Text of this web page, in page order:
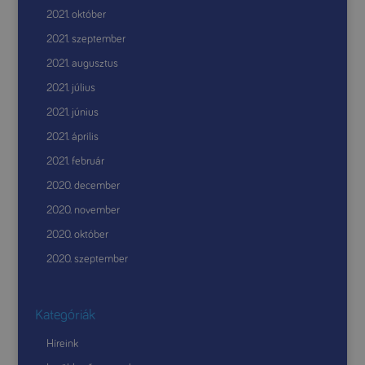
2021. október
2021. szeptember
2021. augusztus
2021. július
2021. június
2021. április
2021. február
2020. december
2020. november
2020. október
2020. szeptember
Kategóriák
Híreink